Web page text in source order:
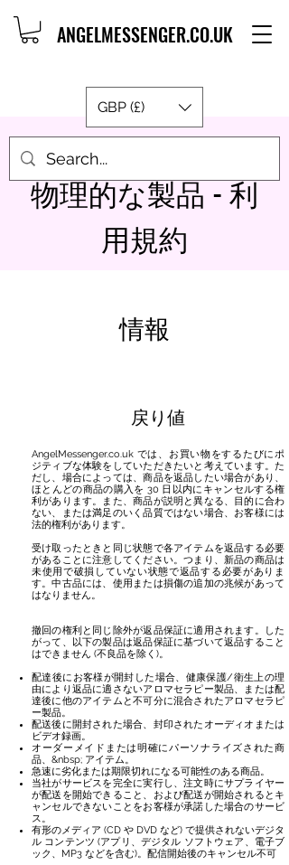
ANGELMESSENGER.CO.UK
GBP (£)
物理的な製品 - 利
用規約
情報
戻り値
AngelMessenger.co.uk では、お買い物をするたびにポ
ジティブな体験をしていただきたいと考えています。た
だし、場合によっては、商品を返品したい場合があり、
ほとんどの商品の購入を 30 日以内にキャンセルする権
利があります。また、商品が説明と異なる、目的に合わ
ない、または満足のいく品質ではない場合、お客様には
法的権利があります。
受け取ったときと同じ状態で各アイテムを返品する必要
があることに注意してください。つまり、新品の商品は
未使用で破損していない状態で返品する必要がありま
す。中古品には、使用または損傷の追加の兆候があって
はなりません。
撤回の権利と同じ除外が返品保証に適用されます。した
がって、以下の製品は返品保証に基づいて返品すること
はできません (不良品を除く)。
配達後にお客様が開封した場合、健康保護/衛生上の理
由により返品に適さないアロマセラピー製品、または配
達後に他のアイテムと不可分に混合されたアロマセラピ
ー製品。
配送後に開封された場合、封印されたオーディオまたは
ビデオ録画。
オーダーメイドまたは明確にパーソナライズされた商
品、&nbsp; アイテム。
急速に劣化または期限切れになる可能性のある商品。
当社がサービスを完全に実行し、注文時にサプライヤー
が配送を開始できること、および配送が開始されるとキ
ャンセルできないことをお客様が承諾した場合のサービ
ス。
有形のメディア (CD や DVD など) で提供されないデジタ
ル コンテンツ (アプリ、デジタル ソフトウェア、電子ブ
ック、MP3 などを含む)。配信開始後のキャンセル不可